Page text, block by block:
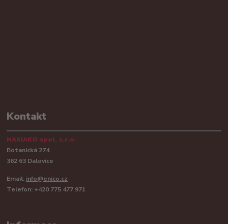
Kontakt
NASIAKO spol. s.r.o.
Botanická 274
362 63 Dalovice
Email: info@enico.cz
Telefon: +420 775 477 971